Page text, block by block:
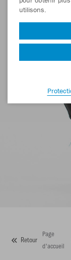
Retour
Page
d'accueil
utilisons.